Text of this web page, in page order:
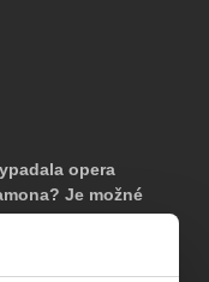
opera
Je možné